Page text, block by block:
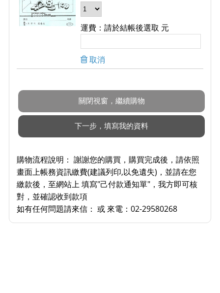
運費：請於結帳後選取 元
取消
購物流程說明： 謝謝您的購買，購買完成後，請依照
畫面上帳務資訊繳費(建議列印,以免遺失)，並請在您
繳款後，至網站上 填寫"己付款通知單"，我方即可核
對，並確認收到款項
如有任何問題請來信： 或 來電：02-29580268